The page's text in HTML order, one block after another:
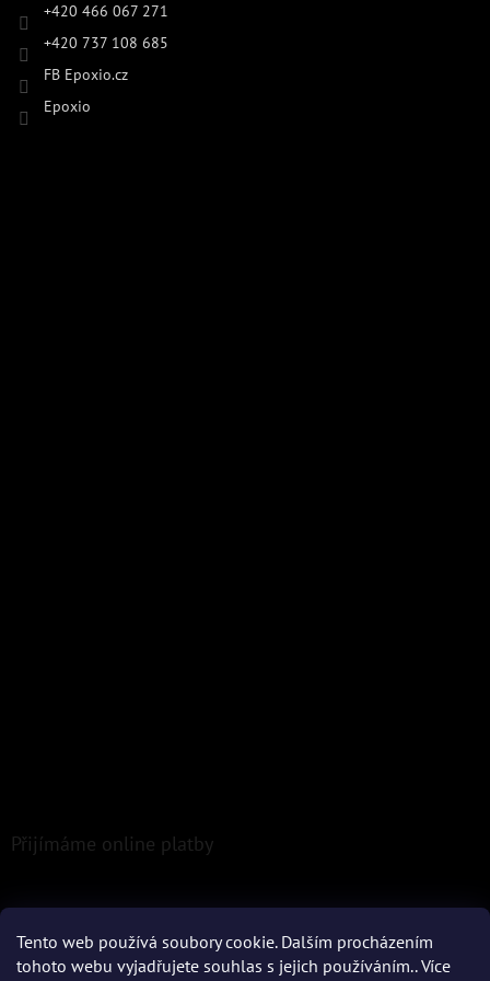
Tento web používá soubory cookie. Dalším procházením
tohoto webu vyjadřujete souhlas s jejich používáním.. Více
+420 466 067 271
+420 737 108 685
FB Epoxio.cz
Epoxio
Přijímáme online platby